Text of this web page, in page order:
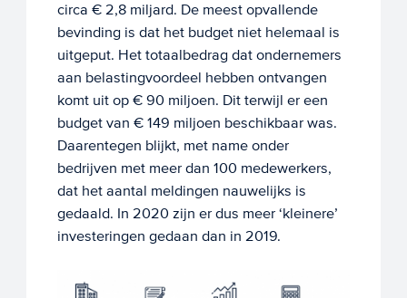
circa € 2,8 miljard. De meest opvallende
bevinding is dat het budget niet helemaal is
uitgeput. Het totaalbedrag dat ondernemers
aan belastingvoordeel hebben ontvangen
komt uit op € 90 miljoen. Dit terwijl er een
budget van € 149 miljoen beschikbaar was.
Daarentegen blijkt, met name onder
bedrijven met meer dan 100 medewerkers,
dat het aantal meldingen nauwelijks is
gedaald. In 2020 zijn er dus meer ‘kleinere’
investeringen gedaan dan in 2019.